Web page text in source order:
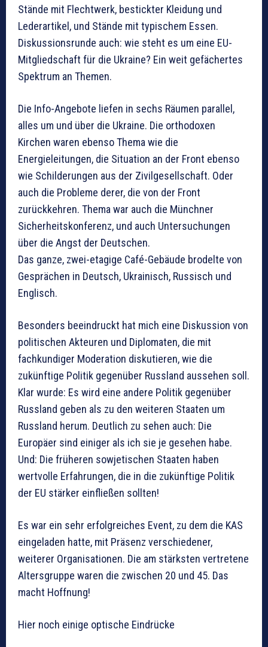
Stände mit Flechtwerk, bestickter Kleidung und
Lederartikel, und Stände mit typischem Essen.
Diskussionsrunde auch: wie steht es um eine EU-
Mitgliedschaft für die Ukraine? Ein weit gefächertes
Spektrum an Themen.
Die Info-Angebote liefen in sechs Räumen parallel,
alles um und über die Ukraine. Die orthodoxen
Kirchen waren ebenso Thema wie die
Energieleitungen, die Situation an der Front ebenso
wie Schilderungen aus der Zivilgesellschaft. Oder
auch die Probleme derer, die von der Front
zurückkehren. Thema war auch die Münchner
Sicherheitskonferenz, und auch Untersuchungen
über die Angst der Deutschen.
Das ganze, zwei-etagige Café-Gebäude brodelte von
Gesprächen in Deutsch, Ukrainisch, Russisch und
Englisch.
Besonders beeindruckt hat mich eine Diskussion von
politischen Akteuren und Diplomaten, die mit
fachkundiger Moderation diskutieren, wie die
zukünftige Politik gegenüber Russland aussehen soll.
Klar wurde: Es wird eine andere Politik gegenüber
Russland geben als zu den weiteren Staaten um
Russland herum. Deutlich zu sehen auch: Die
Europäer sind einiger als ich sie je gesehen habe.
Und: Die früheren sowjetischen Staaten haben
wertvolle Erfahrungen, die in die zukünftige Politik
der EU stärker einfließen sollten!
Es war ein sehr erfolgreiches Event, zu dem die KAS
eingeladen hatte, mit Präsenz verschiedener,
weiterer Organisationen. Die am stärksten vertretene
Altersgruppe waren die zwischen 20 und 45. Das
macht Hoffnung!
Hier noch einige optische Eindrücke